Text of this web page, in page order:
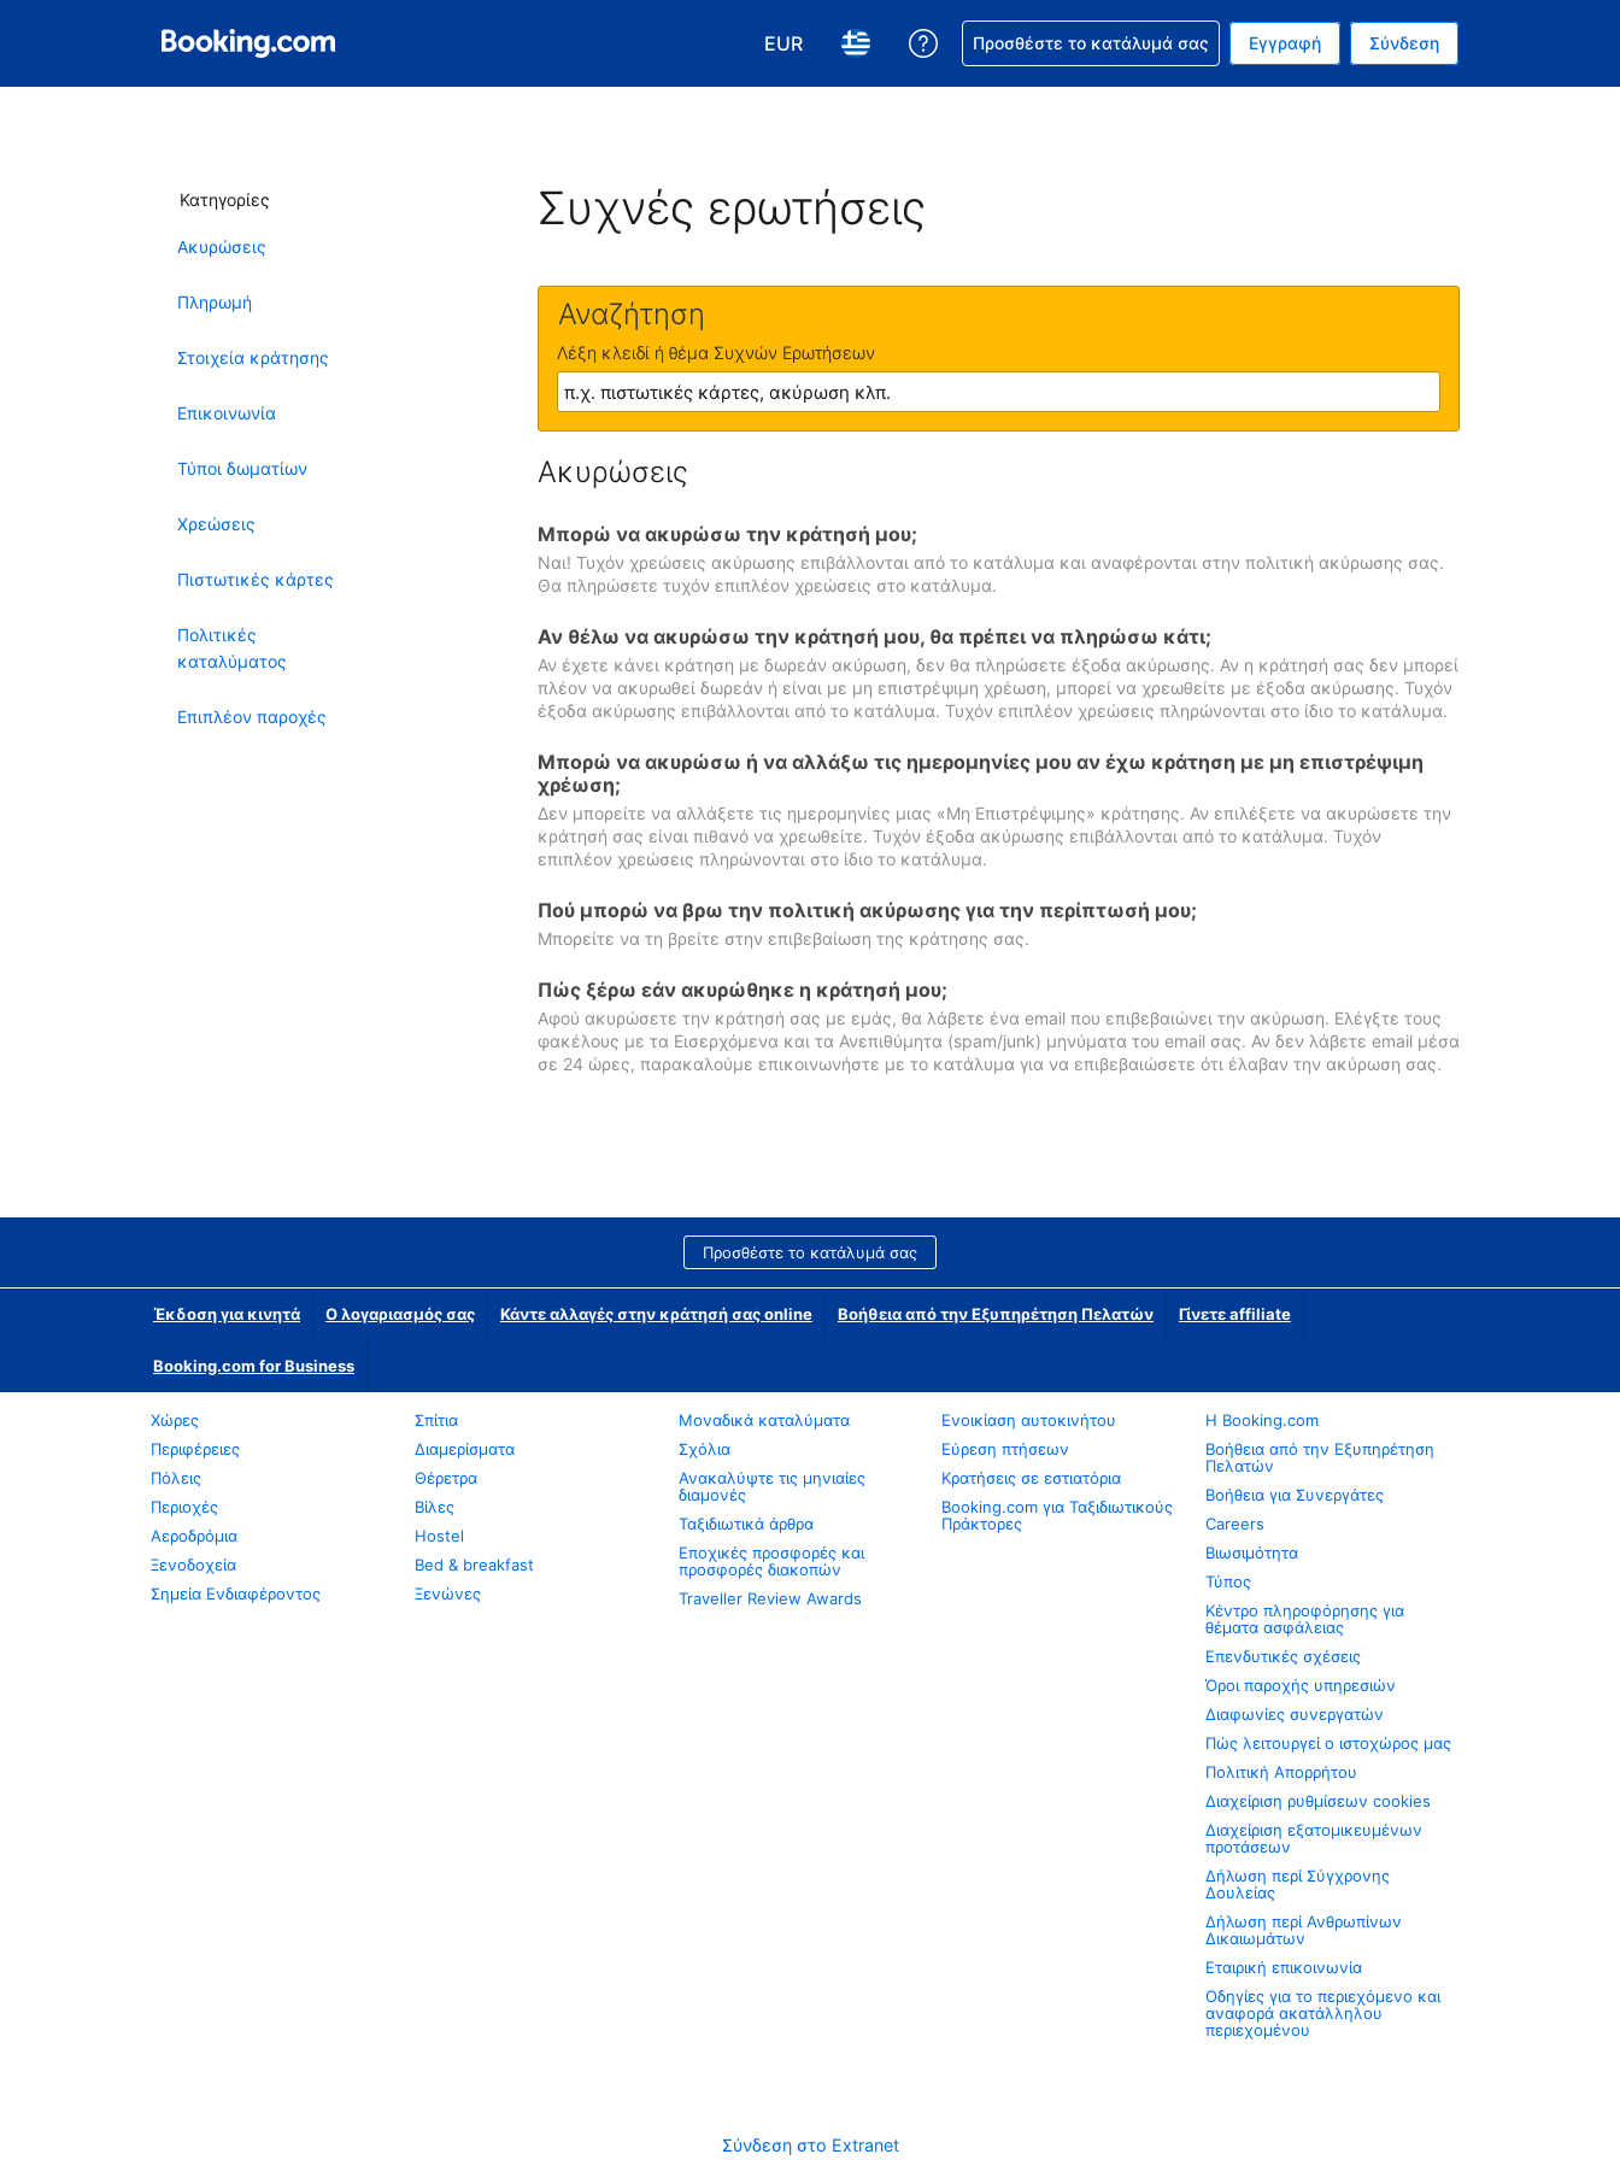
EUR
Επιλέξτε το νόμισμά σας. Το τωρινό σας νόμισμα είναι Ευρώ
Επιλέξτε τη γλώσσα σας. Η τωρινή σας γλώσσα είναι τα Ελληνικά
Βοήθεια για την κράτησή σας
Προσθέστε το κατάλυμά σας Εγγραφή Σύνδεση
Κατηγορίες
Ακυρώσεις
Πληρωμή
Στοιχεία κράτησης
Επικοινωνία
Τύποι δωματίων
Χρεώσεις
Πιστωτικές κάρτες
Πολιτικές
καταλύματος
Επιπλέον παροχές
Συχνές ερωτήσεις
Αναζήτηση
Λέξη κλειδί ή θέμα Συχνών Ερωτήσεων
Ακυρώσεις
Μπορώ να ακυρώσω την κράτησή μου;
Ναι! Τυχόν χρεώσεις ακύρωσης επιβάλλονται από το κατάλυμα και αναφέρονται στην πολιτική ακύρωσης σας.
Θα πληρώσετε τυχόν επιπλέον χρεώσεις στο κατάλυμα.
Αν θέλω να ακυρώσω την κράτησή μου, θα πρέπει να πληρώσω κάτι;
Αν έχετε κάνει κράτηση με δωρεάν ακύρωση, δεν θα πληρώσετε έξοδα ακύρωσης. Αν η κράτησή σας δεν μπορεί
πλέον να ακυρωθεί δωρεάν ή είναι με μη επιστρέψιμη χρέωση, μπορεί να χρεωθείτε με έξοδα ακύρωσης. Τυχόν
έξοδα ακύρωσης επιβάλλονται από το κατάλυμα. Τυχόν επιπλέον χρεώσεις πληρώνονται στο ίδιο το κατάλυμα.
Μπορώ να ακυρώσω ή να αλλάξω τις ημερομηνίες μου αν έχω κράτηση με μη επιστρέψιμη
χρέωση;
Δεν μπορείτε να αλλάξετε τις ημερομηνίες μιας «Μη Επιστρέψιμης» κράτησης. Αν επιλέξετε να ακυρώσετε την
κράτησή σας είναι πιθανό να χρεωθείτε. Τυχόν έξοδα ακύρωσης επιβάλλονται από το κατάλυμα. Τυχόν
επιπλέον χρεώσεις πληρώνονται στο ίδιο το κατάλυμα.
Πού μπορώ να βρω την πολιτική ακύρωσης για την περίπτωσή μου;
Μπορείτε να τη βρείτε στην επιβεβαίωση της κράτησης σας.
Πώς ξέρω εάν ακυρώθηκε η κράτησή μου;
Αφού ακυρώσετε την κράτησή σας με εμάς, θα λάβετε ένα email που επιβεβαιώνει την ακύρωση. Ελέγξτε τους
φακέλους με τα Εισερχόμενα και τα Ανεπιθύμητα (spam/junk) μηνύματα του email σας. Αν δεν λάβετε email μέσα
σε 24 ώρες, παρακαλούμε επικοινωνήστε με το κατάλυμα για να επιβεβαιώσετε ότι έλαβαν την ακύρωση σας.
Προσθέστε το κατάλυμά σας
Έκδοση για κινητά Ο λογαριασμός σας Κάντε αλλαγές στην κράτησή σας online Βοήθεια από την Εξυπηρέτηση Πελατών Γίνετε affiliate
Booking.com for Business
Χώρες
Περιφέρειες
Πόλεις
Περιοχές
Αεροδρόμια
Ξενοδοχεία
Σημεία Ενδιαφέροντος
Σπίτια
Διαμερίσματα
Θέρετρα
Βίλες
Hostel
Bed & breakfast
Ξενώνες
Μοναδικά καταλύματα
Σχόλια
Ανακαλύψτε τις μηνιαίες
διαμονές
Ταξιδιωτικά άρθρα
Εποχικές προσφορές και
προσφορές διακοπών
Traveller Review Awards
Ενοικίαση αυτοκινήτου
Εύρεση πτήσεων
Κρατήσεις σε εστιατόρια
Booking.com για Ταξιδιωτικούς
Πράκτορες
Η Booking.com
Βοήθεια από την Εξυπηρέτηση
Πελατών
Βοήθεια για Συνεργάτες
Careers
Βιωσιμότητα
Τύπος
Κέντρο πληροφόρησης για
θέματα ασφάλειας
Επενδυτικές σχέσεις
Όροι παροχής υπηρεσιών
Διαφωνίες συνεργατών
Πώς λειτουργεί ο ιστοχώρος μας
Πολιτική Απορρήτου
Διαχείριση ρυθμίσεων cookies
Διαχείριση εξατομικευμένων
προτάσεων
Δήλωση περί Σύγχρονης
Δουλείας
Δήλωση περί Ανθρωπίνων
Δικαιωμάτων
Εταιρική επικοινωνία
Οδηγίες για το περιεχόμενο και
αναφορά ακατάλληλου
περιεχομένου
Σύνδεση στο Extranet